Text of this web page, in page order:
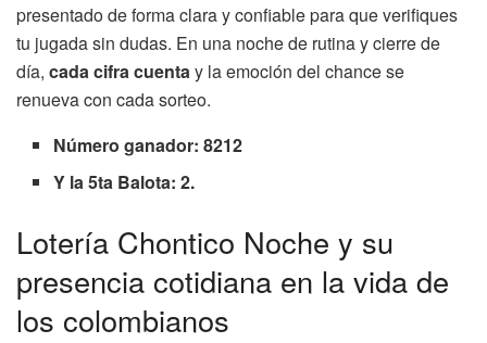
presentado de forma clara y confiable para que verifiques
tu jugada sin dudas. En una noche de rutina y cierre de
día, cada cifra cuentay la emoción del chance se
renueva con cada sorteo.
Número ganador: 8212
Y la 5ta Balota: 2.
Lotería Chontico Noche y su
presencia cotidiana en la vida de
los colombianos